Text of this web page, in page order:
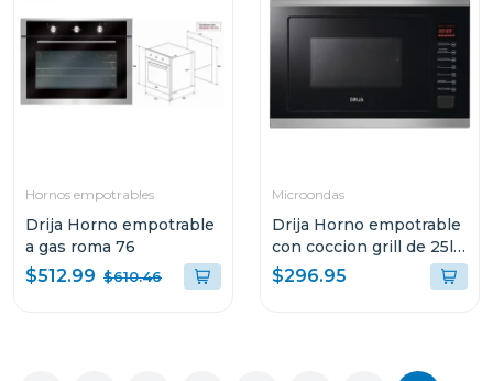
Hornos empotrables
Drija Horno empotrable
a gas roma 76
$512.99 $610.46
Microondas
Drija Horno empotrable
con coccion grill de 25l
sorrento 25l
$296.95